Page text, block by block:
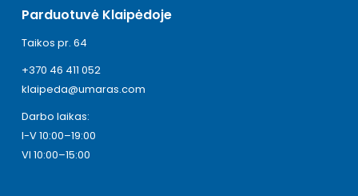
Parduotuvė Klaipėdoje
Taikos pr. 64
+370 46 411 052
klaipeda@umaras.com
Darbo laikas:
I-V 10:00–19:00
VI 10:00–15:00